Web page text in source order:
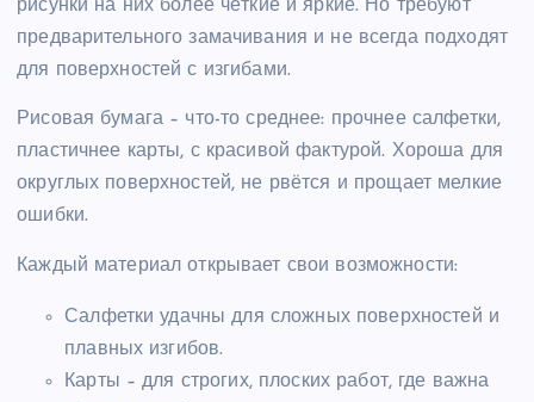
рисунки на них более чёткие и яркие. Но требуют
предварительного замачивания и не всегда подходят
для поверхностей с изгибами.
Рисовая бумага – что-то среднее: прочнее салфетки,
пластичнее карты, с красивой фактурой. Хороша для
округлых поверхностей, не рвётся и прощает мелкие
ошибки.
Каждый материал открывает свои возможности:
Салфетки удачны для сложных поверхностей и
плавных изгибов.
Карты – для строгих, плоских работ, где важна